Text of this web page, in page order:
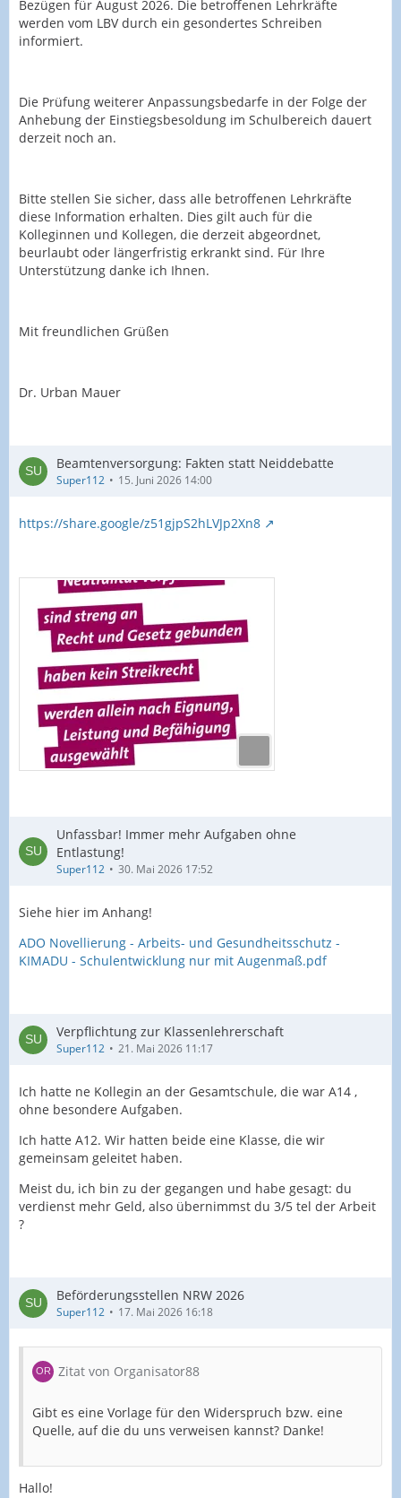
Bezügen für August 2026. Die betroffenen Lehrkräfte
werden vom LBV durch ein gesondertes Schreiben
informiert.
Die Prüfung weiterer Anpassungsbedarfe in der Folge der
Anhebung der Einstiegsbesoldung im Schulbereich dauert
derzeit noch an.
Bitte stellen Sie sicher, dass alle betroffenen Lehrkräfte
diese Information erhalten. Dies gilt auch für die
Kolleginnen und Kollegen, die derzeit abgeordnet,
beurlaubt oder längerfristig erkrankt sind. Für Ihre
Unterstützung danke ich Ihnen.
Mit freundlichen Grüßen
Dr. Urban Mauer
Beamtenversorgung: Fakten statt Neiddebatte
Super112 15. Juni 2026 14:00
https://share.google/z51gjpS2hLVJp2Xn8
Unfassbar! Immer mehr Aufgaben ohne
Entlastung!
Super112 30. Mai 2026 17:52
Siehe hier im Anhang!
ADO Novellierung - Arbeits- und Gesundheitsschutz -
KIMADU - Schulentwicklung nur mit Augenmaß.pdf
Verpflichtung zur Klassenlehrerschaft
Super112 21. Mai 2026 11:17
Ich hatte ne Kollegin an der Gesamtschule, die war A14 ,
ohne besondere Aufgaben.
Ich hatte A12. Wir hatten beide eine Klasse, die wir
gemeinsam geleitet haben.
Meist du, ich bin zu der gegangen und habe gesagt: du
verdienst mehr Geld, also übernimmst du 3/5 tel der Arbeit
?
Beförderungsstellen NRW 2026
Super112 17. Mai 2026 16:18
Zitat von Organisator88
Gibt es eine Vorlage für den Widerspruch bzw. eine
Quelle, auf die du uns verweisen kannst? Danke!
Hallo!